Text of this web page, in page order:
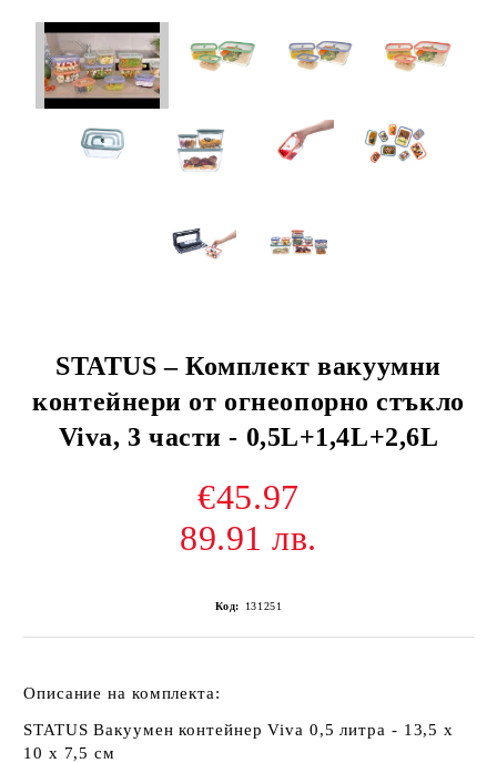
STATUS – Комплект вакуумни
контейнери от огнеопорно стъкло
Viva, 3 части - 0,5L+1,4L+2,6L
€45.97
89.91 лв.
Код: 131251
Описание на комплекта:
STATUS Вакуумен контейнер Viva 0,5 литра - 13,5 x
10 x 7,5 см